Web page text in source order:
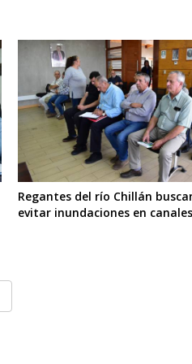
Regantes del río Chillán
evitar inundaciones en